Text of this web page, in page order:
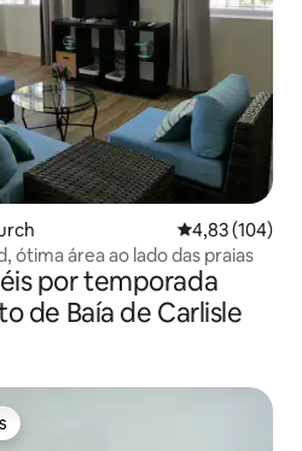
4,83 de uma
4,83 (104)
ótima área ao lado das praias
por temporada
de Baía de Carlisle
dos hóspedes